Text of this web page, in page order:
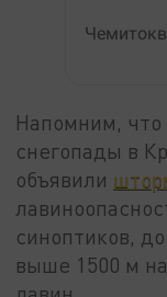
Напомним, что
снегопады в
объявили
синоптиков,
выше 1500 м